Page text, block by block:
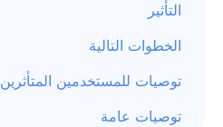
التأثير
الخطوات التالية
توصيات للمستخدمين المتأثرين
توصيات عامة